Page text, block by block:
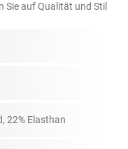
Sie auf Qualität und Stil
22% Elasthan